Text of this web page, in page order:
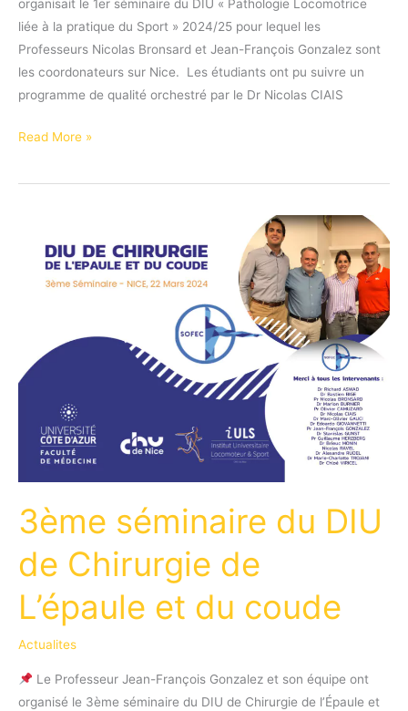
organisait le 1er séminaire du DIU « Pathologie Locomotrice
liée à la pratique du Sport » 2024/25 pour lequel les
Professeurs Nicolas Bronsard et Jean-François Gonzalez sont
les coordonateurs sur Nice. ‍‍ Les étudiants ont pu suivre un
programme de qualité orchestré par le Dr Nicolas CIAIS
Retour
images
séminaire
muscles
DIU
Médecine
sport
Read More »
3ème séminaire du DIU
de Chirurgie de
L’épaule et du coude
Actualites
Le Professeur Jean-François Gonzalez et son équipe ont
organisé le 3ème séminaire du DIU de Chirurgie de l’Épaule et